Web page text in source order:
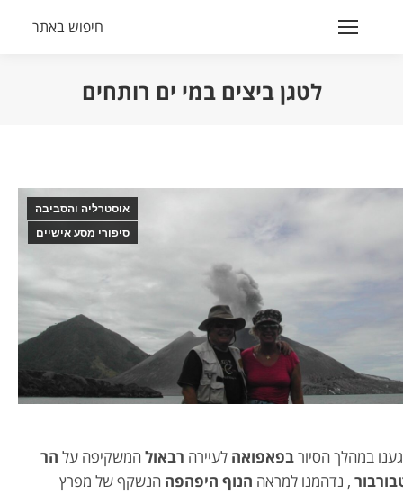
Search:
חיפוש באתר
לטגן ביצים במי ים רותחים
אוסטרליה והסביבה
סיפורי מסע אישיים
במהלך הסיורבפאפואה לעיירה רבאולהמשקיפה על הר
, נדהמנו למראה הנוף היפהפה הנשקף של מפרץ